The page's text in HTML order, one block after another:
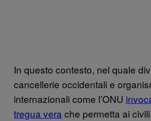
In questo contesto, nel quale
cancellerie occidentali e
internazionali come l’ONU
tregua vera che permetta ai